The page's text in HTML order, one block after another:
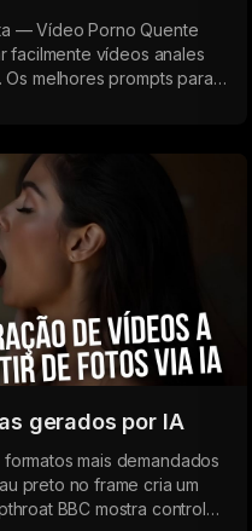
— Vídeo Porno Quente
facilmente vídeos anales
Os melhores prompts para
gerados por IA
mais demandados
preto no frame cria um
BBC mostra controle